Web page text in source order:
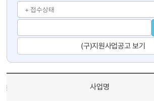
(구)지원사업공고 보기
사업명